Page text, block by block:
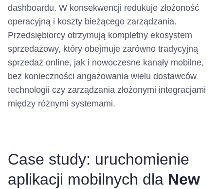
dashboardu. W konsekwencji redukuje złożoność
operacyjną i koszty bieżącego zarządzania.
Przedsiębiorcy otrzymują kompletny ekosystem
sprzedażowy, który obejmuje zarówno tradycyjną
sprzedaż online, jak i nowoczesne kanały mobilne,
bez konieczności angażowania wielu dostawców
technologii czy zarządzania złożonymi integracjami
między różnymi systemami.
Case study: uruchomienie
aplikacji mobilnych dla New